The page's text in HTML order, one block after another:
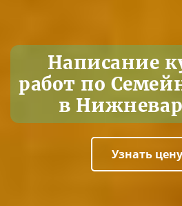
Написание
работ по
в
Узнать цену